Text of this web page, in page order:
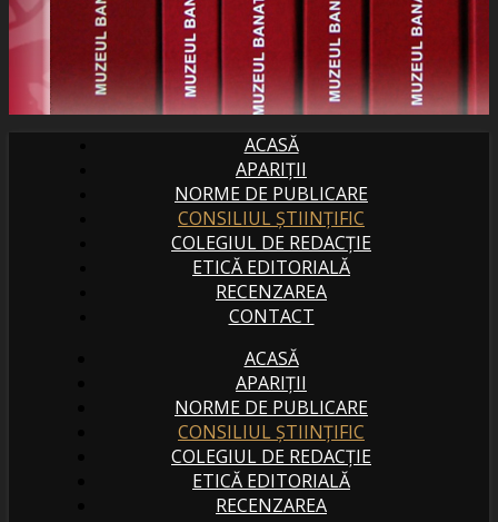
ACASĂ
APARIȚII
NORME DE PUBLICARE
CONSILIUL ȘTIINȚIFIC
COLEGIUL DE REDACȚIE
ETICĂ EDITORIALĂ
RECENZAREA
CONTACT
ACASĂ
APARIȚII
NORME DE PUBLICARE
CONSILIUL ȘTIINȚIFIC
COLEGIUL DE REDACȚIE
ETICĂ EDITORIALĂ
RECENZAREA